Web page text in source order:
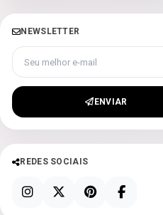
NEWSLETTER
Seu melhor e-mail
ENVIAR
REDES SOCIAIS